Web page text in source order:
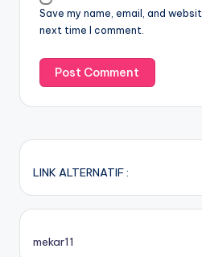
Save my name, email, and
next time I comment.
LINK ALTERNATIF :
mekar11